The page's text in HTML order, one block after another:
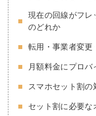
現在の回線がフレ
のどれか
転用・事業者変更
月額料金にプロ
スマホセット割の
セット割に必要な